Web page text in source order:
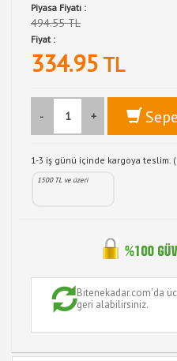
Piyasa Fiyatı :
494.55 TL
Fiyat :
334.95 TL
- +
1-3 iş günü içinde kargoya teslim.
1500 TL ve üzeri
Bitenekadar.com'da
geri alabilirsiniz.